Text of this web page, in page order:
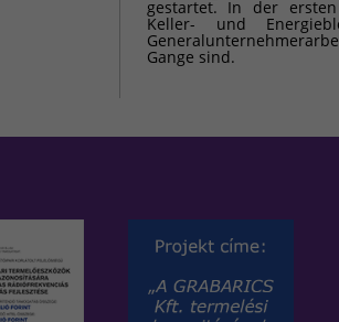
gestartet. In der
Keller- und
Gange sind.